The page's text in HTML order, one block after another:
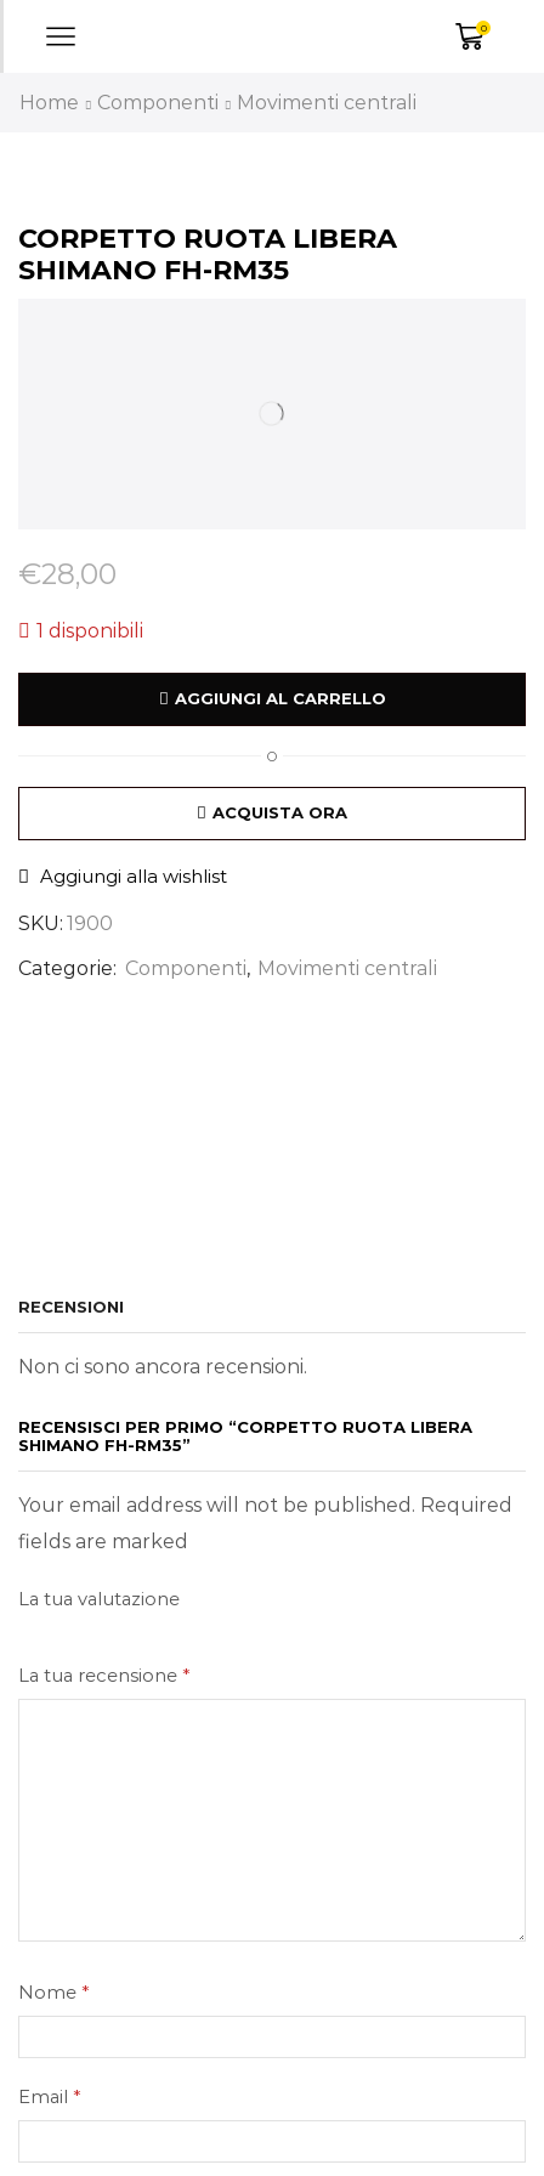
0
Home Componenti Movimenti centrali
CORPETTO RUOTA LIBERA
SHIMANO FH-RM35
€28,00
1 disponibili
AGGIUNGI AL CARRELLO
O
ACQUISTA ORA
Aggiungi alla wishlist
SKU: 1900
Categorie: Componenti, Movimenti centrali
RECENSIONI
Non ci sono ancora recensioni.
RECENSISCI PER PRIMO “CORPETTO RUOTA LIBERA
SHIMANO FH-RM35”
Your email address will not be published. Required
fields are marked
La tua valutazione
La tua recensione *
Nome *
Email *